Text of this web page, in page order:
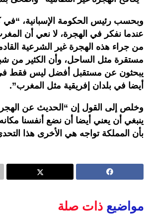
وبحسب رئيس الحكومة الإسبانية، “في
عندما نفكر في الهجرة، لا نعي أن
من جراء هذه الهجرة غير الشرعية
مستقرة مثل الساحل، وأن الكثير من
يبحثون عن مستقبل أفضل ليس فقط في
أيضا في بلدان إفريقية مثل المغرب”.
وخلص إلى القول إن “الحديث عن
ينبغي أن يعني أيضا أن نضع أنفسنا
بأن المملكة تواجه هي الأخرى هذا
مواضيع ذات صلة